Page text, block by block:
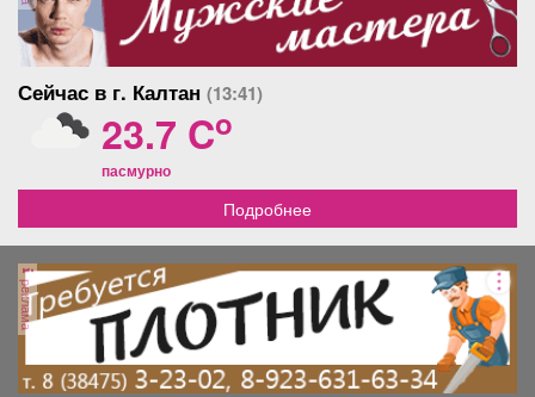
должностной...
Сейчас в г. Калтан (13:41)
23.7 Co
пасмурно
Подробнее
реклама